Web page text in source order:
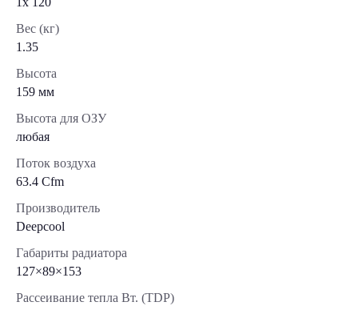
Вес (кг)
1.35
Высота
159 мм
Высота для ОЗУ
любая
Поток воздуха
63.4 Cfm
Производитель
Deepcool
Габариты радиатора
127×89×153
Рассеивание тепла Вт. (TDP)